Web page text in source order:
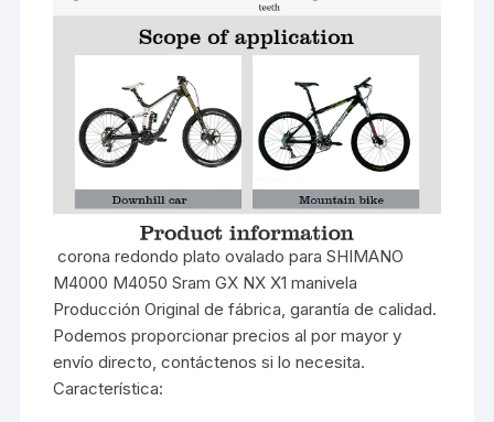
corona redondo plato ovalado para SHIMANO
M4000 M4050 Sram GX NX X1 manivela
Producción Original de fábrica, garantía de calidad.
Podemos proporcionar precios al por mayor y
envío directo, contáctenos si lo necesita.
Característica: